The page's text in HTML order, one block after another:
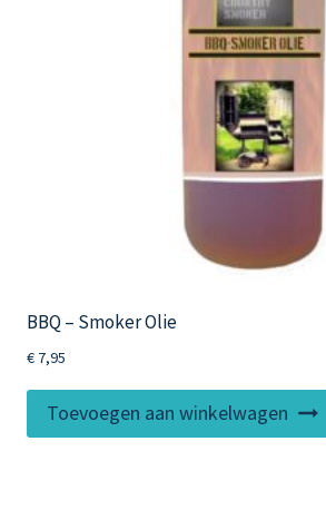
BBQ – Smoker Olie
€ 7,95
Toevoegen aan winkelwagen